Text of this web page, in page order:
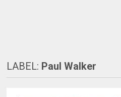
LABEL: Paul Walker